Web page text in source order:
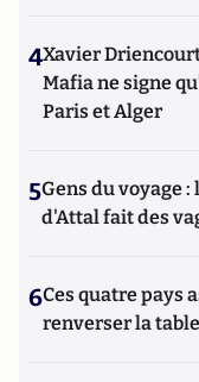
4Xavier
Mafia ne signe
Paris et Alger
5Gens du voyage
d'Attal fait des
6Ces quatre pays
renverser la table